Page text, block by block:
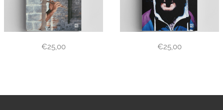
€25,00 €25,00